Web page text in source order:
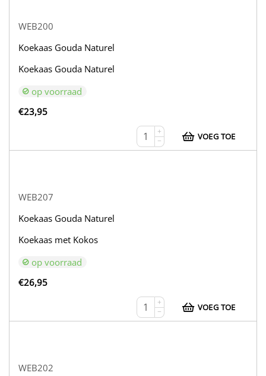
WEB200
Koekaas Gouda Naturel
Koekaas Gouda Naturel
op voorraad
€23,95
+
−
VOEG TOE
WEB207
Koekaas Gouda Naturel
Koekaas met Kokos
op voorraad
€26,95
+
−
VOEG TOE
WEB202